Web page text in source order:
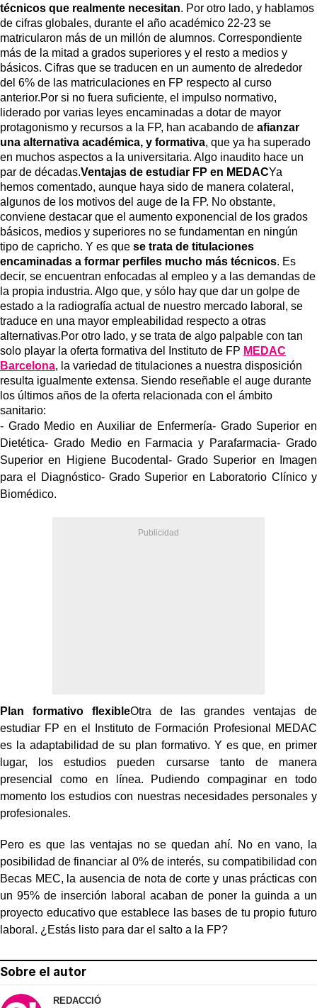
técnicos que realmente necesitan. Por otro lado, y hablamos
de cifras globales, durante el año académico 22-23 se
matricularon más de un millón de alumnos. Correspondiente
más de la mitad a grados superiores y el resto a medios y
básicos. Cifras que se traducen en un aumento de alrededor
del 6% de las matriculaciones en FP respecto al curso
anterior.Por si no fuera suficiente, el impulso normativo,
liderado por varias leyes encaminadas a dotar de mayor
protagonismo y recursos a la FP, han acabando de afianzar
una alternativa académica, y formativa, que ya ha superado
en muchos aspectos a la universitaria. Algo inaudito hace un
par de décadas.Ventajas de estudiar FP en MEDACYa
hemos comentado, aunque haya sido de manera colateral,
algunos de los motivos del auge de la FP. No obstante,
conviene destacar que el aumento exponencial de los grados
básicos, medios y superiores no se fundamentan en ningún
tipo de capricho. Y es que se trata de titulaciones
encaminadas a formar perfiles mucho más técnicos. Es
decir, se encuentran enfocadas al empleo y a las demandas de
la propia industria. Algo que, y sólo hay que dar un golpe de
estado a la radiografía actual de nuestro mercado laboral, se
traduce en una mayor empleabilidad respecto a otras
alternativas.Por otro lado, y se trata de algo palpable con tan
solo playar la oferta formativa del Instituto de FP MEDAC
Barcelona, la variedad de titulaciones a nuestra disposición
resulta igualmente extensa. Siendo reseñable el auge durante
los últimos años de la oferta relacionada con el ámbito
sanitario:
- Grado Medio en Auxiliar de Enfermería- Grado Superior en
Dietética- Grado Medio en Farmacia y Parafarmacia- Grado
Superior en Higiene Bucodental- Grado Superior en Imagen
para el Diagnóstico- Grado Superior en Laboratorio Clínico y
Biomédico.
Plan formativo flexibleOtra de las grandes ventajas de
estudiar FP en el Instituto de Formación Profesional MEDAC
es la adaptabilidad de su plan formativo. Y es que, en primer
lugar, los estudios pueden cursarse tanto de manera
presencial como en línea. Pudiendo compaginar en todo
momento los estudios con nuestras necesidades personales y
profesionales.
Pero es que las ventajas no se quedan ahí. No en vano, la
posibilidad de financiar al 0% de interés, su compatibilidad con
Becas MEC, la ausencia de nota de corte y unas prácticas con
un 95% de inserción laboral acaban de poner la guinda a un
proyecto educativo que establece las bases de tu propio futuro
laboral. ¿Estás listo para dar el salto a la FP?
Sobre el autor
REDACCIÓ